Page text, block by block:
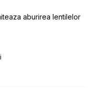
aburirea lentilelor